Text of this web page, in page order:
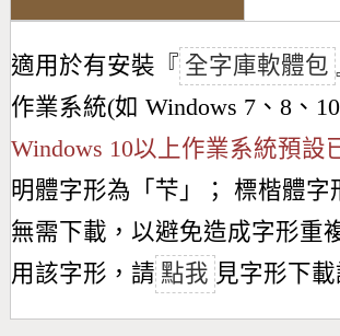
適用於有安裝『 全字庫軟體包
作業系統(如 Windows 7、8、
Windows 10以上作業系統預設
明體字形為「 芐 」； 標楷體字
無需下載，以避免造成字形重
用該字形，請 點我 見字形下載